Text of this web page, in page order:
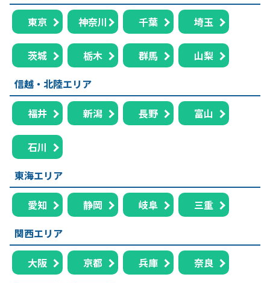
東京 神奈川 千葉 埼玉
茨城 栃木 群馬
山梨
信越・北陸エリア
福井 新潟 長野 富山
石川
東海エリア
愛知 静岡 岐阜
三重
関西エリア
大阪 京都 兵庫 奈良